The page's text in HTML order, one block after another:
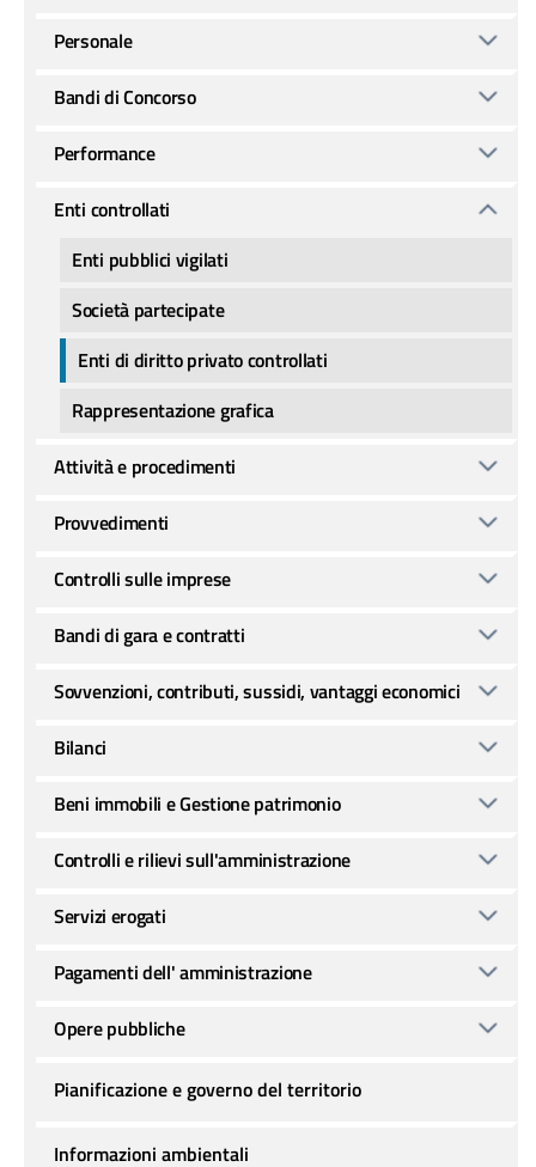
Personale
Bandi di Concorso
Performance
Enti controllati
Enti pubblici vigilati
Società partecipate
Enti di diritto privato controllati
Rappresentazione grafica
Attività e procedimenti
Provvedimenti
Controlli sulle imprese
Bandi di gara e contratti
Sovvenzioni, contributi, sussidi, vantaggi economici
Bilanci
Beni immobili e Gestione patrimonio
Controlli e rilievi sull'amministrazione
Servizi erogati
Pagamenti dell' amministrazione
Opere pubbliche
Pianificazione e governo del territorio
Informazioni ambientali